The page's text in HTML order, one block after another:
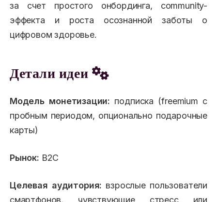
за счет простого онбординга, community-
эффекта и роста осознанной заботы о
цифровом здоровье.
Детали идеи
Модель монетизации: подписка (freemium с
пробным периодом, опционально подарочные
карты)
Рынок: B2C
Целевая аудитория: взрослые пользователи
смартфонов, чувствующие стресс или